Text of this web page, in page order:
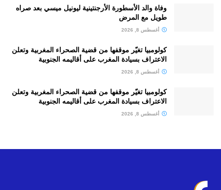
وفاة والد الأسطورة الأرجنتينية ليونيل ميسي بعد صراه
طويل مع المرض
أغسطس 8, 2026
كولومبيا تغيّر موقفها من قضية الصحراء المغربية وتعلن
الاعتراف بسيادة المغرب على أقاليمه الجنوبية
أغسطس 8, 2026
كولومبيا تغيّر موقفها من قضية الصحراء المغربية وتعلن
الاعتراف بسيادة المغرب على أقاليمه الجنوبية
أغسطس 8, 2026